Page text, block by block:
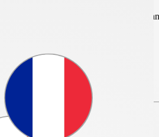
mehr Infos und
Ihren neuen Helios